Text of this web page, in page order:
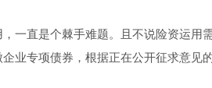
一直是个棘手难题。且不说险资运用
业专项债券，根据正在公开征求意见